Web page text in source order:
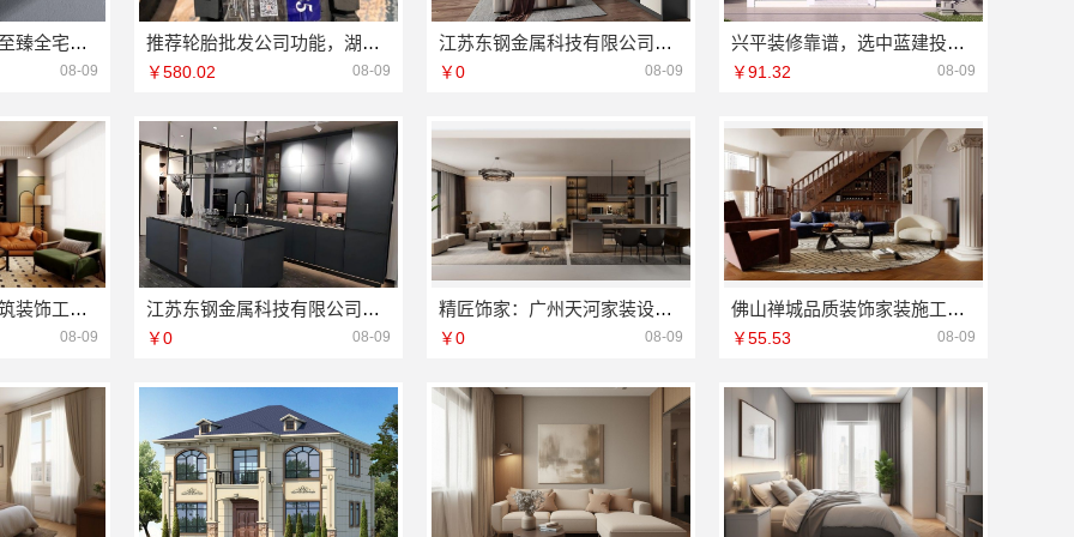
永年焕新专业邯郸至臻全宅新材料有限公司
08-09
推荐轮胎批发公司功能，湖北省腾冠畅实业贸易有限公司一站式采购保障
￥580.02 08-09
江苏东钢金属科技有限公司是不锈钢浴室柜厂家支持加盟
￥0 08-09
兴平装修靠谱，选中蓝建投（北京）建设有限公司武功分公司
￥91.32 08-09
佛山市雅居美家建筑装饰工程有限公司，市区靠谱家装施工
08-09
江苏东钢金属科技有限公司：不锈钢家具生产基地好不好
￥0 08-09
精匠饰家：广州天河家装设计团队拎包入住
￥0 08-09
佛山禅城品质装饰家装施工选佛山市雅居美家建筑装饰工程有限公司
￥55.53 08-09